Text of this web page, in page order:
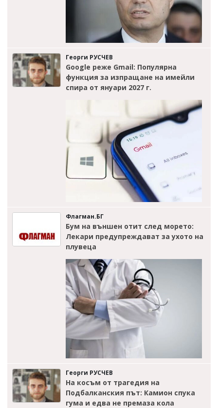
Георги РУСЧЕВ
Google реже Gmail: Популярна
функция за изпращане на имейли
спира от януари 2027 г.
Флагман.БГ
Бум на външен отит след морето:
Лекари предупреждават за ухото на
плувеца
Георги РУСЧЕВ
На косъм от трагедия на
Подбалканския път: Камион спука
гума и едва не премаза кола